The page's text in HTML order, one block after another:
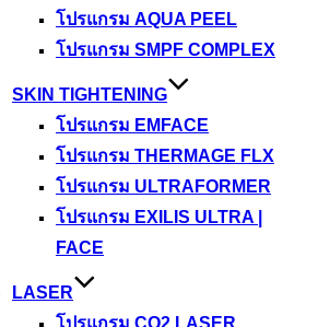
โปรแกรม AQUA PEEL
โปรแกรม SMPF COMPLEX
SKIN TIGHTENING
โปรแกรม EMFACE
โปรแกรม THERMAGE FLX
โปรแกรม ULTRAFORMER
โปรแกรม EXILIS ULTRA |
FACE
LASER